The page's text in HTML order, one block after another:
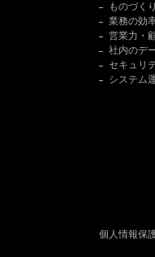
ものづく
業務の効
営業力・
社内のデ
セキュリ
システム
個人情報保